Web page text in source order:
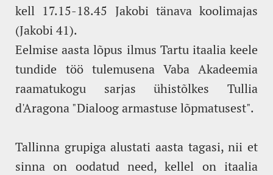
kell 17.15-18.45 Jakobi tänava koolimajas
(Jakobi 41).
Eelmise aasta lõpus ilmus Tartu itaalia keele
tundide töö tulemusena Vaba Akadeemia
raamatukogu sarjas ühistõlkes Tullia
d'Aragona "Dialoog armastuse lõpmatusest".
Tallinna grupiga alustati aasta tagasi, nii et
sinna on oodatud need, kellel on itaalia